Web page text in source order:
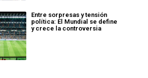
Entre sorpresas y tensión
política: El Mundial se define
y crece la controversia